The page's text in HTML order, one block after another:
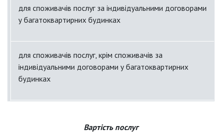
для споживачів послуг за індивідуальними договорами
у багатоквартирних будинках
для споживачів послуг, крім споживачів за
індивідуальними договорами у багатоквартирних
будинках
присадибною ділянкоюВартість послуг